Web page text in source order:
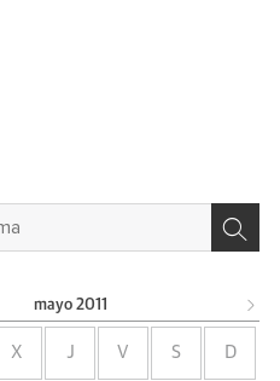
mayo 2011
X J V S D